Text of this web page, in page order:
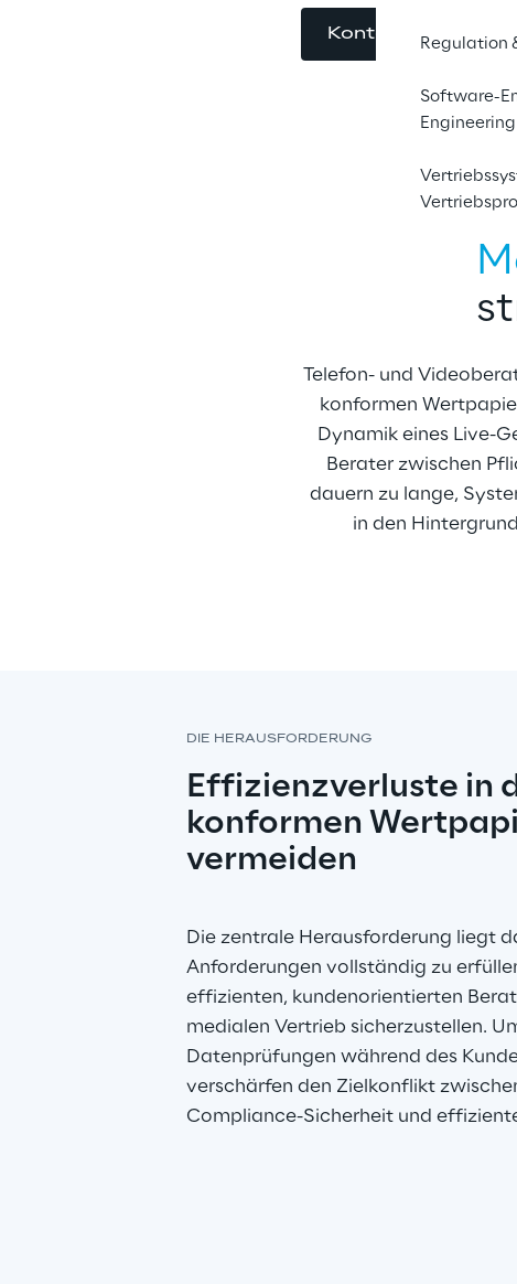
Regulation
Software-
Engineering
Kontaktieren Sie
Telefon- und
konformen
Dynamik eines Live-
Berater zwischen
dauern zu lange,
in den
DIE HERAUSFORDERUNG
Effizienzverluste in
konformen
vermeiden
Die zentrale Herausforderung liegt
Anforderungen vollständig zu
effizienten, kundenorientierten
medialen Vertrieb sicherzustellen.
Datenprüfungen während des
verschärfen den Zielkonflikt
Compliance-Sicherheit und